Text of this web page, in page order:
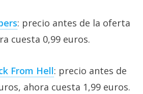
: precio antes de la oferta
cuesta 0,99 euros.
From Hell: precio antes de
ahora cuesta 1,99 euros.